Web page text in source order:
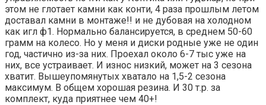
этом не глотает камни как конти, 4 раза прошлым летом
доставал камни в монтаже!! и не дубовая на холодном
как игл ф1. Нормально балансируется, в среднем 50-60
грамм на колесо. Но у меня и диски родные уже не один
год, частично из-за них. Проехал около 6-7 тыс уже на
них, все устраивает. И износ низкий, может на 3 сезона
хватит. Вышеупомянутых хватало на 1,5-2 сезона
максимум. В общем хорошая резина. И 30 т.р. за
комплект, куда приятнее чем 40+!